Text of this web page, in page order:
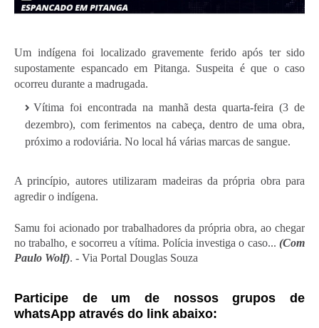
Um indígena foi localizado gravemente ferido após ter sido
supostamente espancado em Pitanga. Suspeita é que o caso
ocorreu durante a madrugada.
Vítima foi encontrada na manhã desta quarta-feira (3 de
dezembro), com ferimentos na cabeça, dentro de uma obra,
próximo a rodoviária. No local há várias marcas de sangue.
A princípio, autores utilizaram madeiras da própria obra para
agredir o indígena.
Samu foi acionado por trabalhadores da própria obra, ao chegar
no trabalho, e socorreu a vítima. Polícia investiga o caso... (Com
Paulo Wolf). - Via Portal Douglas Souza
Participe de um de nossos grupos de
whatsApp através do link abaixo: